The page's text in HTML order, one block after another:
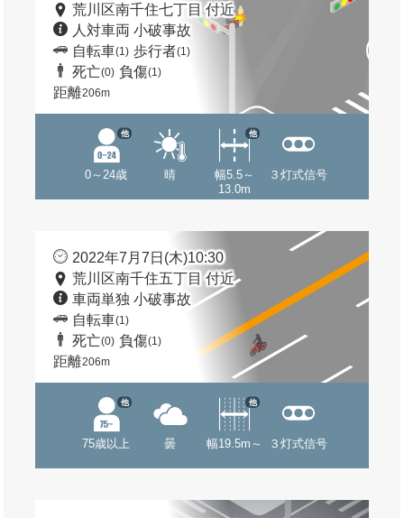
荒川区南千住七丁目 付近
人対車両 小破事故
自転車(1) 歩行者(1)
死亡(0) 負傷(1)
距離206m
0～24歳
他
晴
幅5.5～
13.0m
他
３灯式信号
2022年7月7日(木)10:30
荒川区南千住五丁目 付近
車両単独 小破事故
自転車(1)
死亡(0) 負傷(1)
距離206m
75歳以上
他
曇 幅19.5m～
他
３灯式信号